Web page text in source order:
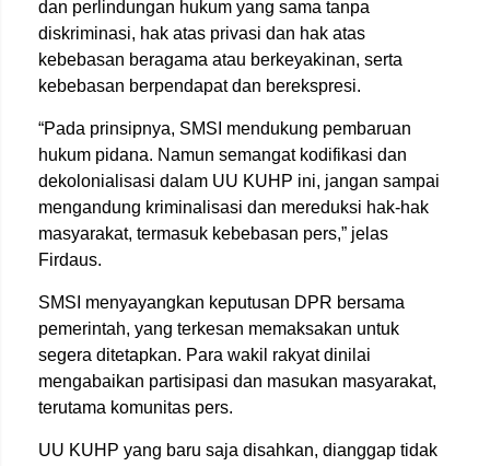
dan perlindungan hukum yang sama tanpa
diskriminasi, hak atas privasi dan hak atas
kebebasan beragama atau berkeyakinan, serta
kebebasan berpendapat dan berekspresi.
“Pada prinsipnya, SMSI mendukung pembaruan
hukum pidana. Namun semangat kodifikasi dan
dekolonialisasi dalam UU KUHP ini, jangan sampai
mengandung kriminalisasi dan mereduksi hak-hak
masyarakat, termasuk kebebasan pers,” jelas
Firdaus.
SMSI menyayangkan keputusan DPR bersama
pemerintah, yang terkesan memaksakan untuk
segera ditetapkan. Para wakil rakyat dinilai
mengabaikan partisipasi dan masukan masyarakat,
terutama komunitas pers.
UU KUHP yang baru saja disahkan, dianggap tidak